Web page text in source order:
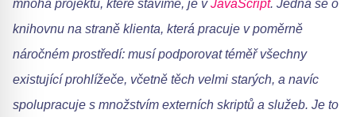
mnoha projektů, které stavíme, je vJavaScript. Jedná se o
knihovnu na straně klienta, která pracuje v poměrně
náročném prostředí: musí podporovat téměř všechny
existující prohlížeče, včetně těch velmi starých, a navíc
spolupracuje s množstvím externích skriptů a služeb. Je to